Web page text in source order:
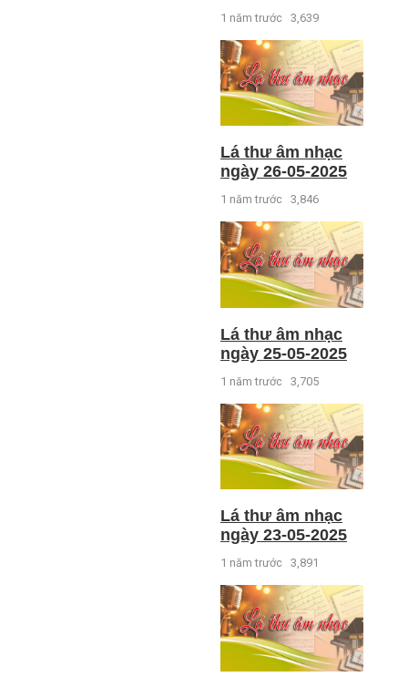
1 năm trước 3,639
Lá thư âm nhạc
ngày 26-05-2025
1 năm trước 3,846
Lá thư âm nhạc
ngày 25-05-2025
1 năm trước 3,705
Lá thư âm nhạc
ngày 23-05-2025
1 năm trước 3,891